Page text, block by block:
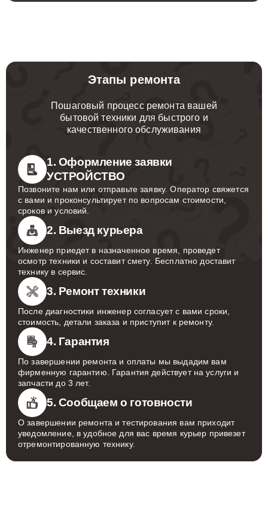
Этапы ремонта
Пошаговый процесс ремонта вашей
бытовой техники для быстрого и
качественного обслуживания
1. Оформление заявки
УСТРОЙСТВО
Позвоните нам или отправьте заявку. Оператор свяжется
с вами и проконсультирует по вопросам стоимости,
сроков и условий.
2. Выезд курьера
Инженер приедет в назначенное время, проведет
осмотр техники и составит смету. Бесплатно доставит
технику в сервис.
3. Ремонт техники
После диагностики инженер согласует с вами сроки,
стоимость, детали заказа и приступит к ремонту.
4. Гарантия
По завершении ремонта и оплаты мы выдадим вам
фирменную гарантию. Гарантия действует на услуги и
запчасти до 3 лет.
5. Сообщаем о готовности
О завершении ремонта и тестирования вам приходит
уведомление, в удобное для вас время курьер привезет
отремонтированную технику.